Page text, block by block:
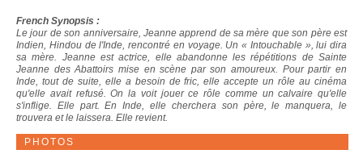
French Synopsis :
Le jour de son anniversaire, Jeanne apprend de sa mère que son père est
Indien, Hindou de l'Inde, rencontré en voyage. Un « Intouchable », lui dira
sa mère. Jeanne est actrice, elle abandonne les répétitions de Sainte
Jeanne des Abattoirs mise en scène par son amoureux. Pour partir en
Inde, tout de suite, elle a besoin de fric, elle accepte un rôle au cinéma
qu'elle avait refusé. On la voit jouer ce rôle comme un calvaire qu'elle
s'inflige. Elle part. En Inde, elle cherchera son père, le manquera, le
trouvera et le laissera. Elle revient.
PHOTOS